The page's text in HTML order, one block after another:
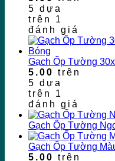
5 dựa
trên 1
đánh giá
Gạch Ốp Tường
5.00 trên
5 dựa
trên 1
đánh giá
Gạch Ốp Tường
Gạch Ốp Tường
5.00 trên